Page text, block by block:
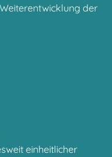
der
einheitlicher